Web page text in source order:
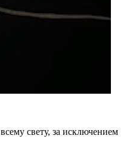
свету, за исключением